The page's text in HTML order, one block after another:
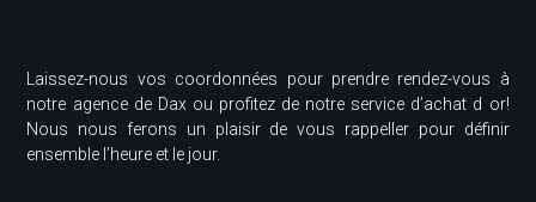
Laissez-nous vos coordonnées pour prendre rendez-vous à
notre agence de Dax ou profitez de notre service d’achat d or!
Nous nous ferons un plaisir de vous rappeller pour définir
ensemble l’heure et le jour.